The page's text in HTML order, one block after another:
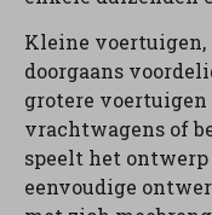
Kleine voertuigen,
doorgaans
grotere voertuigen
vrachtwagens of
speelt het
eenvoudige